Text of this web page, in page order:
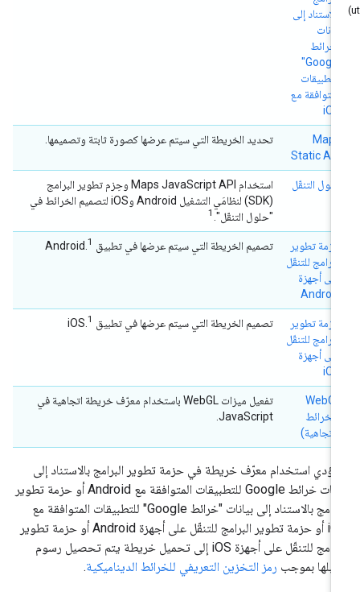
بالاستناد إلى
"خرائط
Google"
للتطبيقات
المتوافقة مع
Static API
تحديد الخريطة التي سيتم عرضها كصورة ثابتة وتصميمها.
حلول التنقّل
استخدام Maps JavaScript API وحِزم تطوير البرامج
(SDK) لنظامَي التشغيل Android وiOS لتصميم الخرائط في
"حلول التنقّل". 1
حزمة تطوير
البرامج للتنقّل
على أجهزة
Android
تصميم الخريطة التي سيتم عرضها في تطبيق Android.1
حزمة تطوير
البرامج للتنقّل
على أجهزة
تصميم الخريطة التي سيتم عرضها في تطبيق iOS.1
WebGL
(الخرائط
الاتجاهية)
تفعيل ميزات WebGL باستخدام معرّف خريطة اتجاهية في
JavaScript.
يؤدي استخدام معرّف خريطة في حزمة تطوير البرامج بالاستناد إلى
بيانات خرائط Google للتطبيقات المتوافقة مع Android أو حزمة تطوير
البرامج بالاستناد إلى بيانات "خرائط Google" للتطبيقات المتوافقة مع
iOS أو حزمة تطوير البرامج للتنقّل على أجهزة Android أو حزمة تطوير
البرامج للتنقّل على أجهزة iOS إلى تحميل خريطة يتم تحصيل رسوم
بموجبرمز التخزين التعريفي للخرائط الديناميكية.